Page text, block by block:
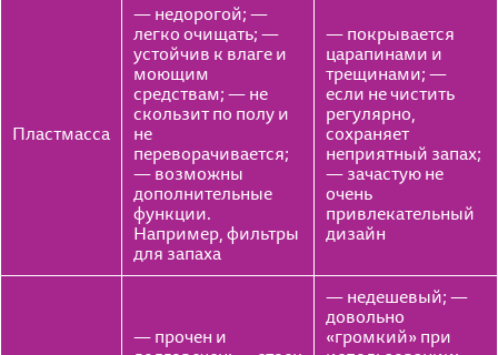
Пластмасса
— недорогой; —
легко очищать; —
устойчив к влаге и
моющим
средствам; — не
скользит по полу и
не
переворачивается;
— возможны
дополнительные
функции.
Например, фильтры
для запаха
— покрывается
царапинами и
трещинами; —
если не чистить
регулярно,
сохраняет
неприятный запах;
— зачастую не
очень
привлекательный
дизайн
— прочен и
— недешевый; —
довольно
«громкий» при